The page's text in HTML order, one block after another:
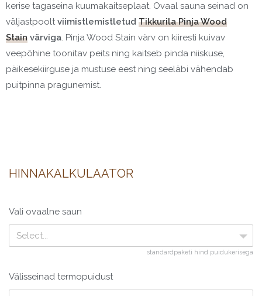
kerise tagaseina kuumakaitseplaat. Ovaal sauna seinad on
väljastpooltviimistlemistletud Tikkurila Pinja Wood
Stain värviga. Pinja Wood Stain värv on kiiresti kuivav
veepõhine toonitav peits ning kaitseb pinda niiskuse,
päikesekiirguse ja mustuse eest ning seeläbi vähendab
puitpinna pragunemist.
HINNAKALKULAATOR
Vali ovaalne saun
Select...
standardpaketi hind puidukerisega
Välisseinad termopuidust